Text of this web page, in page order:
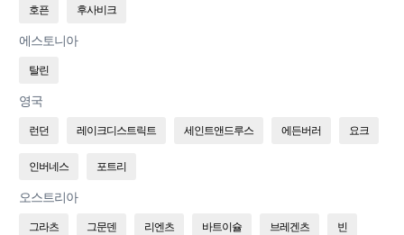
호픈 후사비크
에스토니아
탈린
영국
런던 레이크디스트릭트 세인트앤드루스 에든버러 요크
인버네스 포트리
오스트리아
그라츠 그문덴 리엔츠 바트이슐 브레겐츠 빈